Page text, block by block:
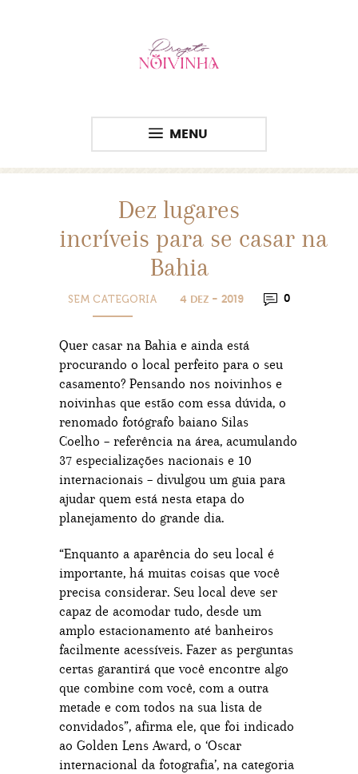
MENU
Dez lugares
incríveis para se casar na
Bahia
SEM CATEGORIA 4 DEZ - 2019 0
Quer casar na Bahia e ainda está
procurando o local perfeito para o seu
casamento? Pensando nos noivinhos e
noivinhas que estão com essa dúvida, o
renomado fotógrafo baiano Silas
Coelho – referência na área, acumulando
37 especializações nacionais e 10
internacionais – divulgou um guia para
ajudar quem está nesta etapa do
planejamento do grande dia.
“Enquanto a aparência do seu local é
importante, há muitas coisas que você
precisa considerar. Seu local deve ser
capaz de acomodar tudo, desde um
amplo estacionamento até banheiros
facilmente acessíveis. Fazer as perguntas
certas garantirá que você encontre algo
que combine com você, com a outra
metade e com todos na sua lista de
convidados”, afirma ele, que foi indicado
ao Golden Lens Award, o ‘Oscar
internacional da fotografia’, na categoria